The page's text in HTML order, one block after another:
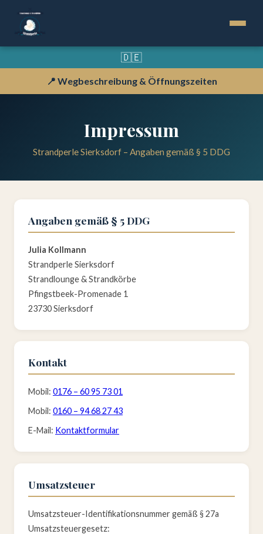
🇩🇪
📍 Wegbeschreibung & Öffnungszeiten
Impressum
Strandperle Sierksdorf – Angaben gemäß § 5 DDG
Angaben gemäß § 5 DDG
Julia Kollmann
Strandperle Sierksdorf
Strandlounge & Strandkörbe
Pfingstbeek-Promenade 1
23730 Sierksdorf
Kontakt
Mobil: 0176 – 60 95 73 01
Mobil: 0160 – 94 68 27 43
E-Mail: Kontaktformular
Umsatzsteuer
Umsatzsteuer-Identifikationsnummer gemäß § 27a
Umsatzsteuergesetz: